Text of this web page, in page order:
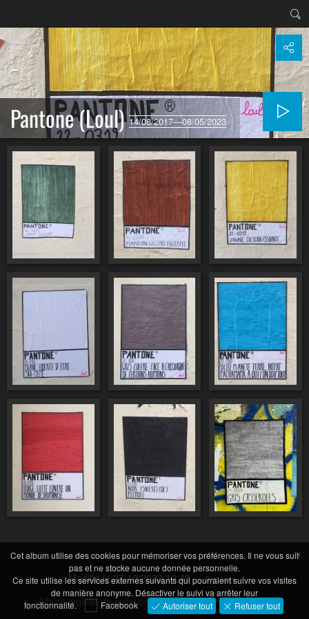
Pantone (Loul)14/08/2017—08/05/2023
Modifié le27/10/2023 19:49 9 images
jAlbum logiciel de création de galeries d'images·Tiger
×
Cet album utilise des cookies pour mémoriser vos préférences. Il ne vous suit
pas et ne stocke aucune donnée personnelle.
Ce site utilise les services externes suivants qui pourraient suivre vos visites
de manière anonyme. Désactiver le suivi va arrêter leur
fonctionnalité.
Facebook Autoriser tout Refuser tout